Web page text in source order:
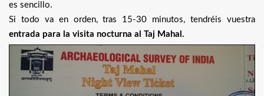
es sencillo.
Si todo va en orden, tras 15-30 minutos, tendréis vuestra
entrada para la visita nocturna al Taj Mahal.